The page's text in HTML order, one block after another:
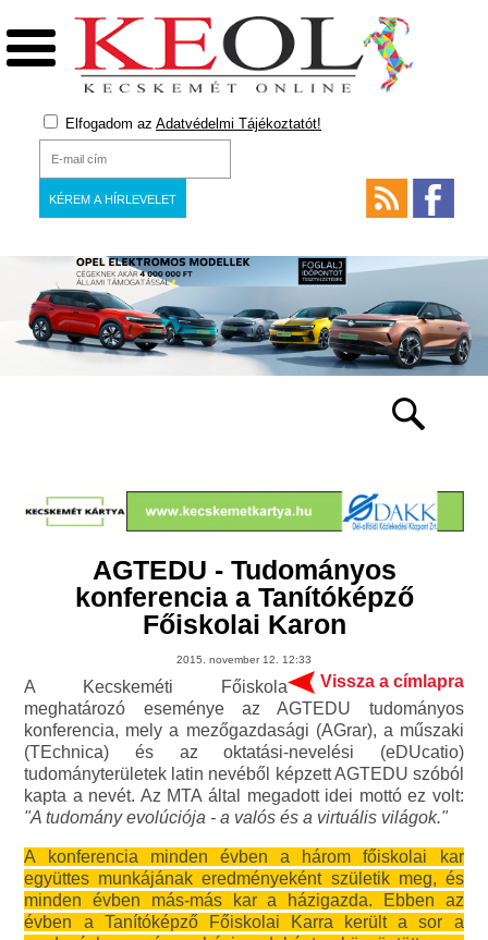
Elfogadom az Adatvédelmi Tájékoztatót!
AGTEDU - Tudományos
konferencia a Tanítóképző
Főiskolai Karon
2015. november 12. 12:33
Vissza a címlapra
A Kecskeméti Főiskola
meghatározó eseménye az AGTEDU tudományos
konferencia, mely a mezőgazdasági (AGrar), a műszaki
(TEchnica) és az oktatási-nevelési (eDUcatio)
tudományterületek latin nevéből képzett AGTEDU szóból
kapta a nevét. Az MTA által megadott idei mottó ez volt:
"A tudomány evolúciója - a valós és a virtuális világok."
A konferencia minden évben a három főiskolai kar
együttes munkájának eredményeként születik meg, és
minden évben más-más kar a házigazda. Ebben az
évben a Tanítóképző Főiskolai Karra került a sor a